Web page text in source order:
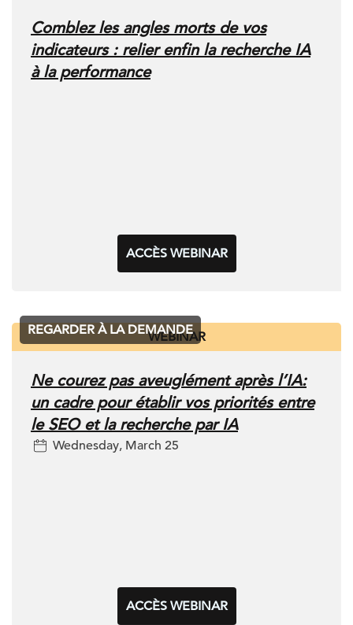
Comblez les angles morts de vos
indicateurs : relier enfin la recherche IA
à la performance
ACCÈS WEBINAR
WEBINAR
REGARDER À LA DEMANDE
Ne courez pas aveuglément après l’IA:
un cadre pour établir vos priorités entre
le SEO et la recherche par IA
Wednesday, March 25
ACCÈS WEBINAR